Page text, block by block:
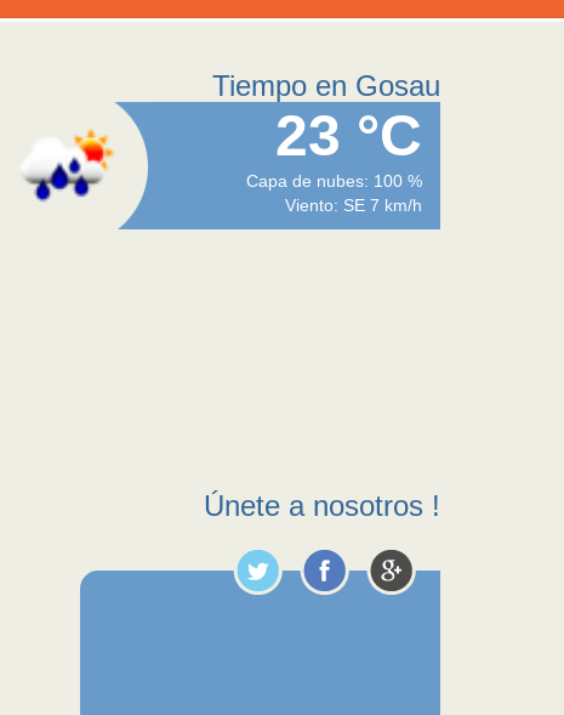
Tiempo en Gosau
23 °C
Capa de nubes: 100 %
Viento: SE 7 km/h
Únete a nosotros !